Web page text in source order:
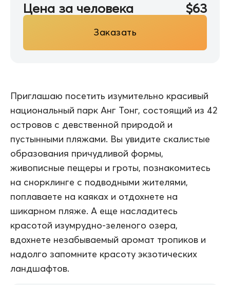
Приглашаю посетить изумительно красивый
национальный парк Анг Тонг, состоящий из 42
островов с девственной природой и
пустынными пляжами. Вы увидите скалистые
образования причудливой формы,
живописные пещеры и гроты, познакомитесь
на снорклинге с подводными жителями,
поплаваете на каяках и отдохнете на
шикарном пляже. А еще насладитесь
красотой изумрудно-зеленого озера,
вдохнете незабываемый аромат тропиков и
надолго запомните красоту экзотических
ландшафтов.
Цена за человека $63
Заказать